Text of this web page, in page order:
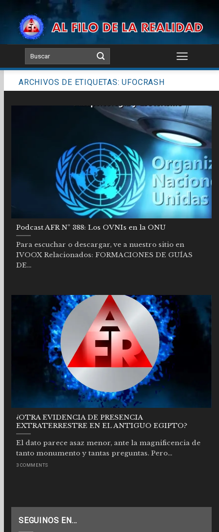
content
ARCHIVOS DE ETIQUETAS:UFOCRASH
Podcast AFR Nº 388: Los OVNIs en la ONU
Para escuchar o descargar, ve a nuestro sitio en
IVOOX Relacionados: FORMACIONES DE GUÍAS
DE...
¿OTRA EVIDENCIA DE PRESENCIA
EXTRATERRESTRE EN EL ANTIGUO EGIPTO?
El dato parece asaz menor, ante la magnificencia de
tanto monumento y tantas preguntas. Pero...
3 COMMENTS
SEGUINOS EN…